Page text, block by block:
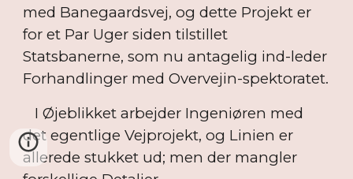
med Banegaardsvej, og dette Projekt er
for et Par Uger siden tilstillet
Statsbanerne, som nu antagelig ind-leder
Forhandlinger med Overvejin-spektoratet.
I Øjeblikket arbejder Ingeniøren med
det egentlige Vejprojekt, og Linien er
allerede stukket ud; men der mangler